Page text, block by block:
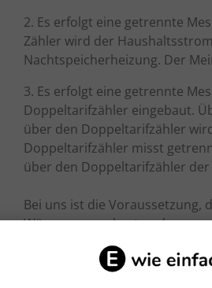
2. Es erfolgt eine getrennte
Zähler wird der
Nachtspeicherheizung. Der
3. Es erfolgt eine getrennte
Doppeltarifzähler eingebaut.
über den Doppeltarifzähler
Doppeltarifzähler misst
über den Doppeltarifzähler
Bei uns ist die Voraussetzung,
Wärmepumpe hast und zum
kann dann entweder über
Hat dir diese Antwort